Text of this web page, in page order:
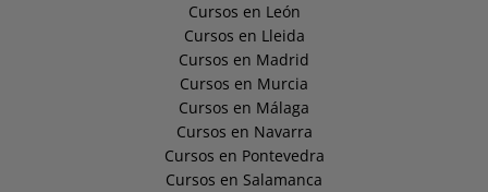
Cursos en León
Cursos en Lleida
Cursos en Madrid
Cursos en Murcia
Cursos en Málaga
Cursos en Navarra
Cursos en Pontevedra
Cursos en Salamanca